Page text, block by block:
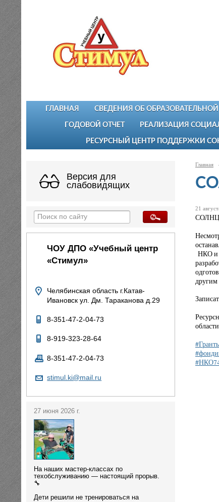
ГЛАВНАЯ СВЕДЕНИЯ ОБ
ГОДОВОЙ ОТЧЕТ РЕАЛИЗАЦИЯ
РЕСУРСНЫЙ ЦЕНТР ПОДДЕРЖКИ
Версия для
слабовидящих
ЧОУ ДПО «Учебный центр
«Стимул»
Челябинская область г.Катав-
Ивановск ул. Дм. Тараканова д.29
8-351-47-2-04-73
8-919-323-28-64
8-351-47-2-04-73
stimul.ki@mail.ru
27 июня 2026 г.
На наших мастер-классах по
техобслуживанию — настоящий прорыв.
🔧
Дети решили не тренироваться на
Главная
21
НКО и